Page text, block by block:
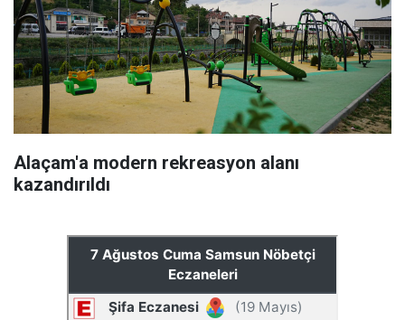
Alaçam'a modern rekreasyon alanı
kazandırıldı